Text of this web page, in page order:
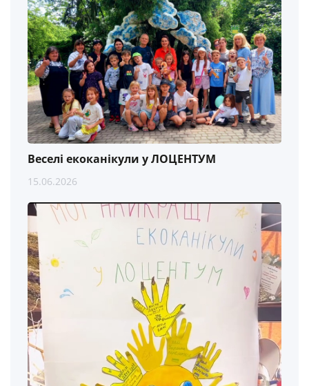
Веселі екоканікули у ЛОЦЕНТУМ
15.06.2026